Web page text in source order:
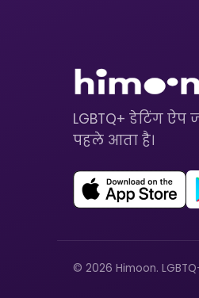
LGBTQ+ डेटिंग ऐप
पहले आता है।
© 2026 Himoon.